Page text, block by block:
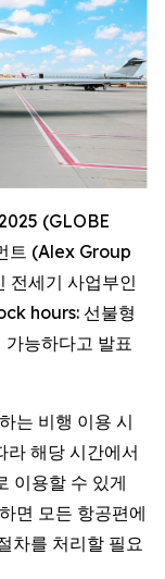
(GLOBE
트 (Alex Group
세기 사업부인
hours: 선불형
능하다고 발표
는 비행 이용 시
해당 시간에서
이용할 수 있게
면 모든 항공편에
차를 처리할 필요